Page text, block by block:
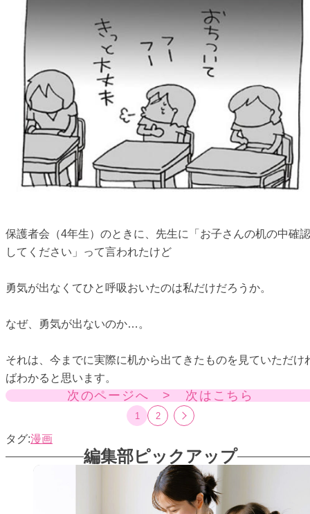
保護者会（4年生）のときに、先生に「お子さんの机の中確認
してください」って言われたけど
勇気が出なくてひと呼吸おいたのは私だけだろうか。
なぜ、勇気が出ないのか…。
それは、今までに実際に机から出てきたものを見ていただけ
ばわかると思います。
次のページへ > 次はこちら
1 2
漫画
編集部ピックアップ